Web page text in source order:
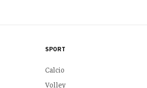
SPORT
Calcio
Volley